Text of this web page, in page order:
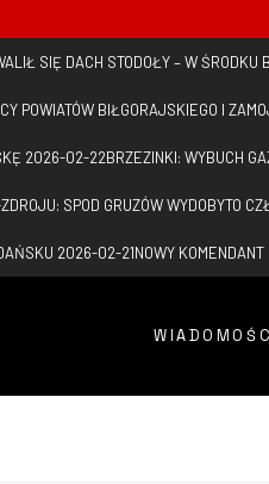
SIĘ DACH STODOŁY – W ŚRODKU
POWIATÓW BIŁGORAJSKIEGO I
2026-02-22BRZEZINKI: WYBUCH
SPOD GRUZÓW WYDOBYTO
2026-02-21NOWY